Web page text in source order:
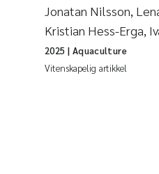
Jonatan Nilsson,
Kristian Hess-Erga,
Vitenskapelig artikkel
2025 | Aquaculture